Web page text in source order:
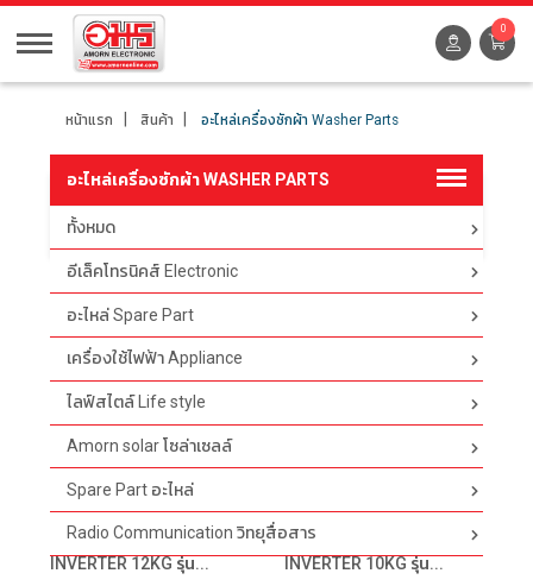
0
หน้าแรก สินค้า อะไหล่เครื่องซักผ้า Washer Parts
อะไหล่เครื่องซักผ้า WASHER PARTS
ทั้งหมด
อีเล็คโทรนิคส์ Electronic
อะไหล่ Spare Part
เครื่องใช้ไฟฟ้า Appliance
ไลฟ์สไตล์ Life style
Amorn solar โซล่าเซลล์
Spare Part อะไหล่
Radio Communication วิทยุสื่อสาร
ตัวกรอง
เพรชเชอร์เครื่องซักผ้าLG
INVERTER 12KG รุ่น...
เพรชเชอร์เครื่องซักผ้า LG
INVERTER 10KG รุ่น...